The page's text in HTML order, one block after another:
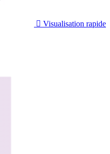
 Visualisation rapide